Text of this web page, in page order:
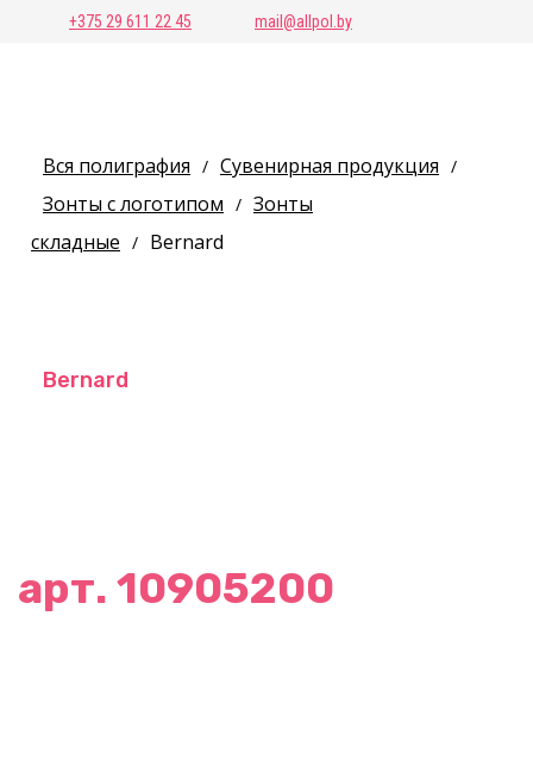
+375 29 611 22 45 mail@allpol.by
Вся полиграфия / Сувенирная продукция /
Зонты с логотипом / Зонты
складные / Bernard
Bernard
арт. 10905200